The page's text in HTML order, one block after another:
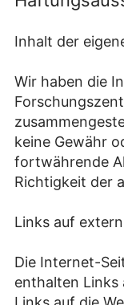
Inhalt der
Wir haben die
keine Gewähr
fortwährende
Richtigkeit der
Links auf
Die Internet-
enthalten Links